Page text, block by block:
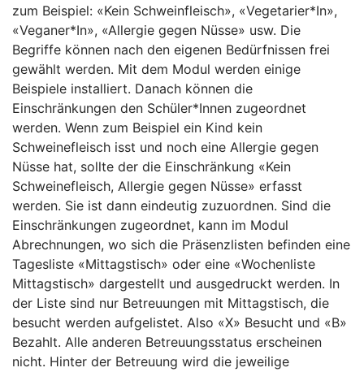
zum Beispiel: «Kein Schweinfleisch», «Vegetarier*In»,
«Veganer*In», «Allergie gegen Nüsse» usw. Die
Begriffe können nach den eigenen Bedürfnissen frei
gewählt werden. Mit dem Modul werden einige
Beispiele installiert. Danach können die
Einschränkungen den Schüler*Innen zugeordnet
werden. Wenn zum Beispiel ein Kind kein
Schweinefleisch isst und noch eine Allergie gegen
Nüsse hat, sollte der die Einschränkung «Kein
Schweinefleisch, Allergie gegen Nüsse» erfasst
werden. Sie ist dann eindeutig zuzuordnen. Sind die
Einschränkungen zugeordnet, kann im Modul
Abrechnungen, wo sich die Präsenzlisten befinden eine
Tagesliste «Mittagstisch» oder eine «Wochenliste
Mittagstisch» dargestellt und ausgedruckt werden. In
der Liste sind nur Betreuungen mit Mittagstisch, die
besucht werden aufgelistet. Also «X» Besucht und «B»
Bezahlt. Alle anderen Betreuungsstatus erscheinen
nicht. Hinter der Betreuung wird die jeweilige